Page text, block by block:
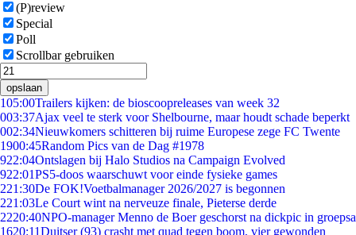
(P)review
Special
Poll
Scrollbar gebruiken
opslaan
105:00Trailers kijken: de bioscoopreleases van week 32
003:37Ajax veel te sterk voor Shelbourne, maar houdt schade beperkt
002:34Nieuwkomers schitteren bij ruime Europese zege FC Twente
1900:45Random Pics van de Dag #1978
922:04Ontslagen bij Halo Studios na Campaign Evolved
922:01PS5-doos waarschuwt voor einde fysieke games
221:30De FOK!Voetbalmanager 2026/2027 is begonnen
221:03Le Court wint na nerveuze finale, Pieterse derde
2220:40NPO-manager Menno de Boer geschorst na dickpic in
1620:11Duitser (93) crasht met quad tegen boom, vier gewonden